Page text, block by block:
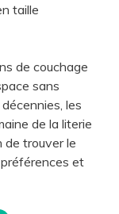
taille
de couchage
sans
les
de la literie
de trouver le
et